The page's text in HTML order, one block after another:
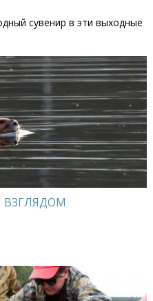
сувенир в эти выходные